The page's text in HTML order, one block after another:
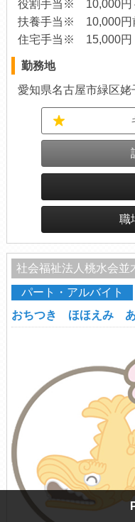
役割手当※ 10,000円
扶養手当※ 10,000円
住宅手当※ 15,000円
勤務地
愛知県名古屋市緑区
職
社会福祉法人桃水会並
パート・アルバイト
おちつき ほほえみ あ